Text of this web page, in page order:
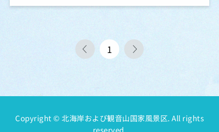
1
Copyright © 北海岸および観音山国家風景区. All rights
reserved.